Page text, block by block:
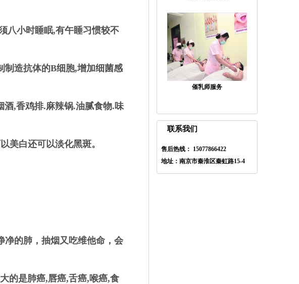
催乳师服务
联系我们
售后热线： 15077866422
地址：南京市秦淮区秦虹路15-4
八小时睡眠,有午睡习惯较不
制造抗体的B细胞,增加细菌感
,香鸡排.麻辣锅.油腻食物.味
美白还可以淡化黑斑。
净的肺，抽烟又吃维他命，会
的是肺癌,唇癌,舌癌,喉癌,食